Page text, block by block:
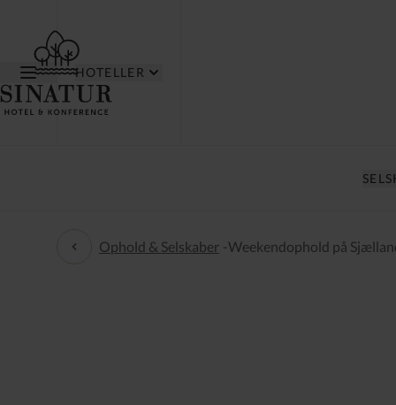
HOTELLER
Ophold & Selskaber
Ophold & Selskaber -Weekendophold på